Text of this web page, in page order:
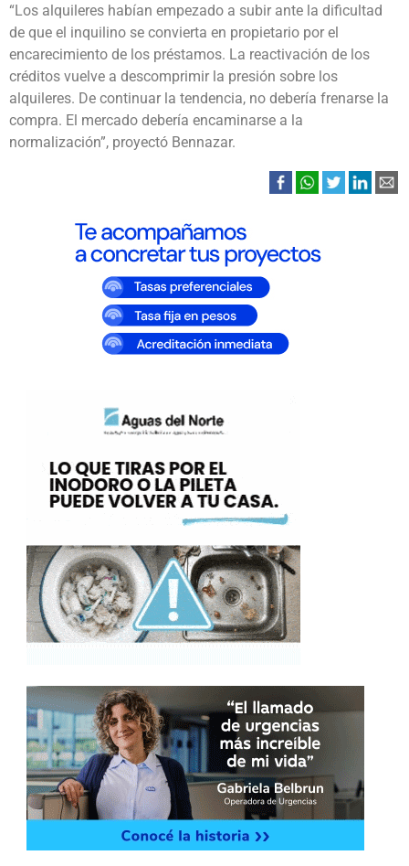
“Los alquileres habían empezado a subir ante la dificultad
de que el inquilino se convierta en propietario por el
encarecimiento de los préstamos. La reactivación de los
créditos vuelve a descomprimir la presión sobre los
alquileres. De continuar la tendencia, no debería frenarse la
compra. El mercado debería encaminarse a la
normalización”, proyectó Bennazar.